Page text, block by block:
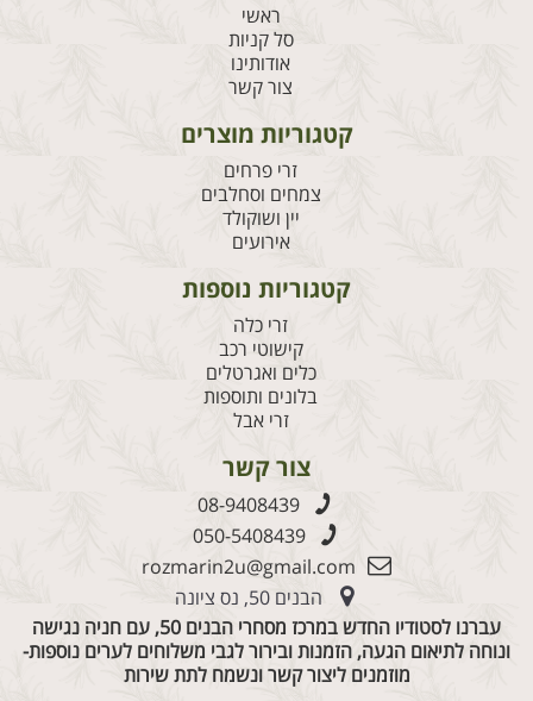
ראשי
סל קניות
אודותינו
צור קשר
קטגוריות מוצרים
זרי פרחים
צמחים וסחלבים
יין ושוקולד
אירועים
קטגוריות נוספות
זרי כלה
קישוטי רכב
כלים ואגרטלים
בלונים ותוספות
זרי אבל
צור קשר
08-9408439
050-5408439
rozmarin2u@gmail.com
הבנים 50, נס ציונה
עברנו לסטודיו החדש במרכז מסחרי הבנים 50, עם חניה נגישה
ונוחה לתיאום הגעה, הזמנות ובירור לגבי משלוחים לערים נוספות-
מוזמנים ליצור קשר ונשמח לתת שירות